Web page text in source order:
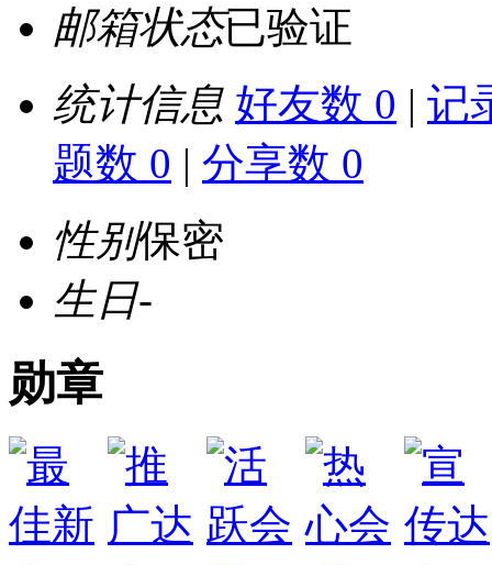
邮箱状态已验证
统计信息 好友数 0 | 记
题数 0 | 分享数 0
性别保密
生日-
勋章